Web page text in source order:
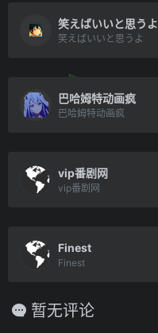
笑えばいいと思うよ
笑えばいいと思うよ
巴哈姆特动画疯
巴哈姆特动画疯
vip番剧网
vip番剧网
Finest
Finest
暂无评论